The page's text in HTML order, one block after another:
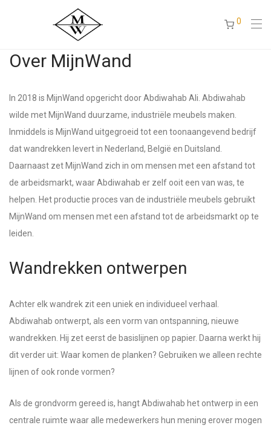
0
Over MijnWand
In 2018 is MijnWand opgericht door Abdiwahab Ali. Abdiwahab
wilde met MijnWand duurzame, industriële meubels maken.
Inmiddels is MijnWand uitgegroeid tot een toonaangevend bedrijf
dat wandrekken levert in Nederland, België en Duitsland.
Daarnaast zet MijnWand zich in om mensen met een afstand tot
de arbeidsmarkt, waar Abdiwahab er zelf ooit een van was, te
helpen. Het productie proces van de industriële meubels gebruikt
MijnWand om mensen met een afstand tot de arbeidsmarkt op te
leiden.
Wandrekken ontwerpen
Achter elk wandrek zit een uniek en individueel verhaal.
Abdiwahab ontwerpt, als een vorm van ontspanning, nieuwe
wandrekken. Hij zet eerst de basislijnen op papier. Daarna werkt hij
dit verder uit: Waar komen de planken? Gebruiken we alleen rechte
lijnen of ook ronde vormen?
Als de grondvorm gereed is, hangt Abdiwahab het ontwerp in een
centrale ruimte waar alle medewerkers hun mening erover mogen